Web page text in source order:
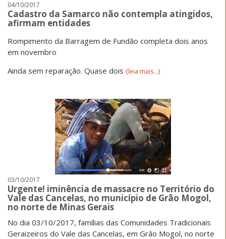
04/10/2017
Cadastro da Samarco não contempla atingidos,
afirmam entidades
Rompimento da Barragem de Fundão completa dois anos
em novembro
Ainda sem reparação. Quase dois {leia mais...}
03/10/2017
Urgente! iminência de massacre no Território do
Vale das Cancelas, no município de Grão Mogol,
no norte de Minas Gerais
No dia 03/10/2017, famílias das Comunidades Tradicionais
Geraizeiros do Vale das Cancelas, em Grão Mogol, no norte